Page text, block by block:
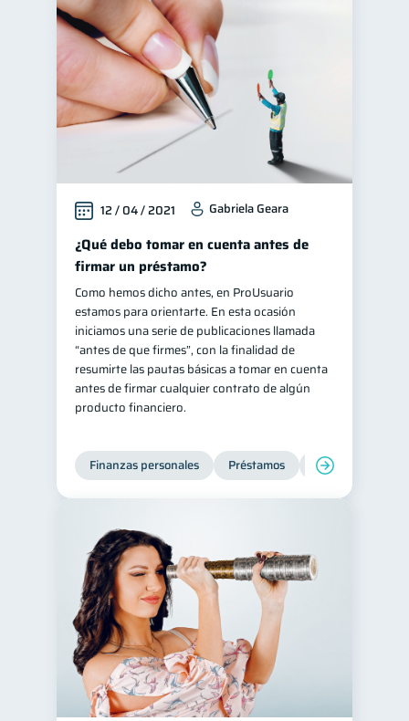
Derechos & Deberes 4
Superintendencia de Bancos
Criptomonedas 2
Inversiones
Finanzas Personales
Finanzas en Pareja
Información financiera 1
Salud mental 1 ahorro 1
Retiro Doble sueldo
Gasto responsable 1
información financiera
12 / 04 / 2021 Gabriela Geara
¿Qué debo tomar en cuenta antes de
firmar un préstamo?
Como hemos dicho antes, en ProUsuario
estamos para orientarte. En esta ocasión
iniciamos una serie de publicaciones llamada
“antes de que firmes”, con la finalidad de
resumirte las pautas básicas a tomar en cuenta
antes de firmar cualquier contrato de algún
producto financiero.
Finanzas personales Préstamos Entidad